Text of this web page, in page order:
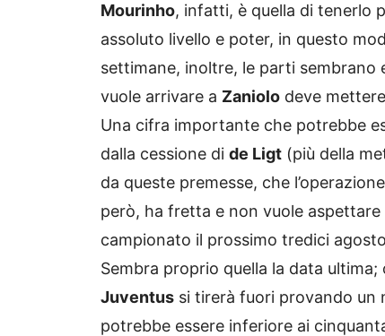
Mourinho, infatti, è quella di tenerlo
assoluto livello e poter, in questo
settimane, inoltre, le parti sembrano
vuole arrivare a Zaniolo deve
Una cifra importante che potrebbe
dalla cessione di de Ligt (più della
da queste premesse, che
però, ha fretta e non vuole
campionato il prossimo tredici
Sembra proprio quella la data
Juventus si tirerà fuori provando un
potrebbe essere inferiore ai